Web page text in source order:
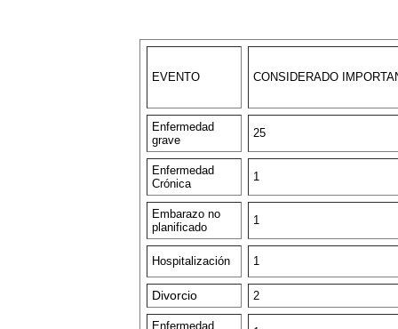
EVENTO CONSIDERADO
Enfermedad
grave
25
Enfermedad
Crónica
1
Embarazo no
planificado
1
Hospitalización 1
Divorcio 2
Enfermedad